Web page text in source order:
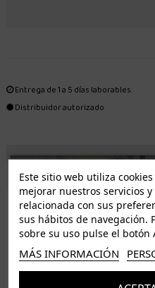
Entrega de 1 a 5 días laborables.
Distribuidor autorizado
ISLAS CANARIAS
Tenerife 3.50€. Gratis a partir de 50€
Resto de islas 5€. Gratis a partir de
Entrega de 1 a 5 días laborables. Los pedidos
dia siguiente (laborable)
Este sitio web utiliza
mejorar nuestros servicios
relacionada con sus
sus hábitos de navegación.
sobre su uso pulse el botón
MÁS INFORMACIÓN